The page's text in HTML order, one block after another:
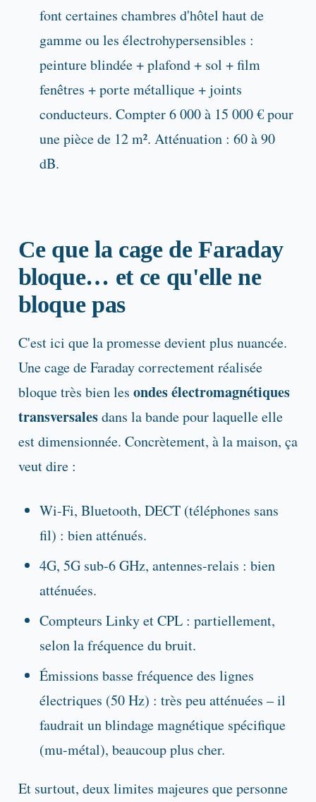
font certaines chambres d'hôtel haut de
gamme ou les électrohypersensibles :
peinture blindée + plafond + sol + film
fenêtres + porte métallique + joints
conducteurs. Compter 6 000 à 15 000 € pour
une pièce de 12 m². Atténuation : 60 à 90
dB.
Ce que la cage de Faraday
bloque… et ce qu'elle ne
bloque pas
C'est ici que la promesse devient plus nuancée.
Une cage de Faraday correctement réalisée
bloque très bien les ondes électromagnétiques
transversalesdans la bande pour laquelle elle
est dimensionnée. Concrètement, à la maison, ça
veut dire :
Wi-Fi, Bluetooth, DECT (téléphones sans
fil) : bien atténués.
4G, 5G sub-6 GHz, antennes-relais : bien
atténuées.
Compteurs Linky et CPL : partiellement,
selon la fréquence du bruit.
Émissions basse fréquence des lignes
électriques (50 Hz) : très peu atténuées – il
faudrait un blindage magnétique spécifique
(mu-métal), beaucoup plus cher.
Et surtout, deux limites majeures que personne